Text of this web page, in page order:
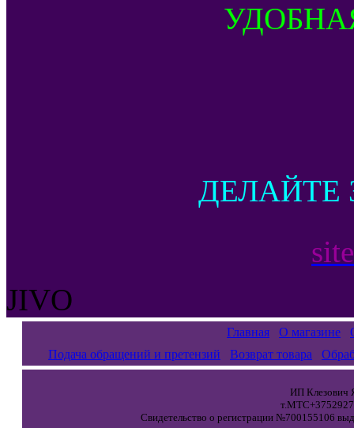
ДЕЛАЙТЕ
JIVO
Главная О магазине
Подача обращений и претензий
Возврат товара
ИП Клезович
Свидетельство о регистрации №700155106